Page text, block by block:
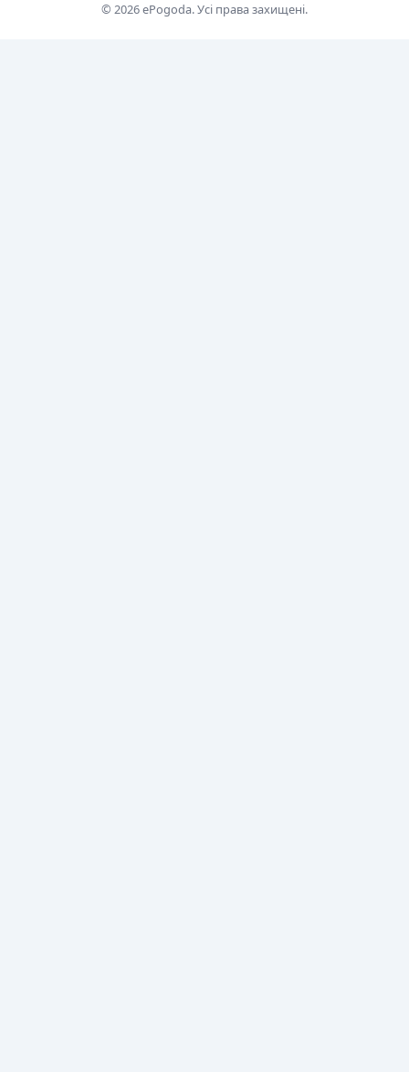
© 2026 ePogoda. Усі права захищені.